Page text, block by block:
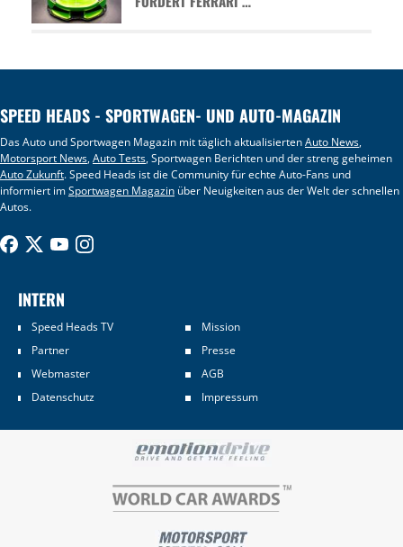
SPEED HEADS - SPORTWAGEN- UND AUTO-MAGAZIN
Das Auto und Sportwagen Magazin mit täglich aktualisiertenAuto News,
Motorsport News,Auto Tests, Sportwagen Berichten und der streng geheimen
Auto Zukunft. Speed Heads ist die Community für echte Auto-Fans und
informiert imSportwagen Magazin über Neuigkeiten aus der Welt der schnellen
Autos.
INTERN
Speed Heads TV
Mission
Partner
Presse
Webmaster
AGB
Datenschutz
Impressum